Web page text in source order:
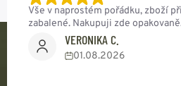
VERONIKA C.
01.08.2026
Vše v naprostém pořádku, zboží
zabalené. Nakupuji zde